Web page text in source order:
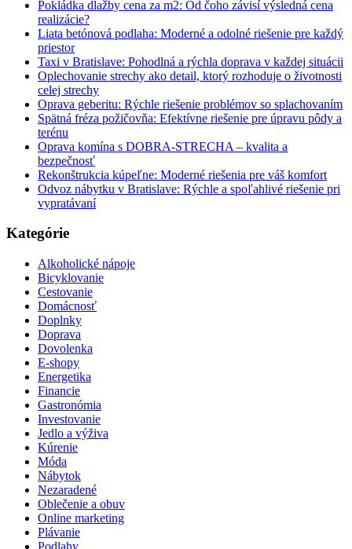
Pokládka dlažby cena za m2: Od čoho závisí výsledná cena
realizácie?
Liata betónová podlaha: Moderné a odolné riešenie pre každý
priestor
Taxi v Bratislave: Pohodlná a rýchla doprava v každej situácii
Oplechovanie strechy ako detail, ktorý rozhoduje o životnosti
celej strechy
Oprava geberitu: Rýchle riešenie problémov so splachovaním
Spätná fréza požičovňa: Efektívne riešenie pre úpravu pôdy a
terénu
Oprava komína s DOBRA-STRECHA – kvalita a
bezpečnosť
Rekonštrukcia kúpeľne: Moderné riešenia pre váš komfort
Odvoz nábytku v Bratislave: Rýchle a spoľahlivé riešenie pri
vypratávaní
Kategórie
Alkoholické nápoje
Bicyklovanie
Cestovanie
Domácnosť
Doplnky
Doprava
Dovolenka
E-shopy
Energetika
Financie
Gastronómia
Investovanie
Jedlo a výživa
Kúrenie
Móda
Nábytok
Nezaradené
Oblečenie a obuv
Online marketing
Plávanie
Podlahy